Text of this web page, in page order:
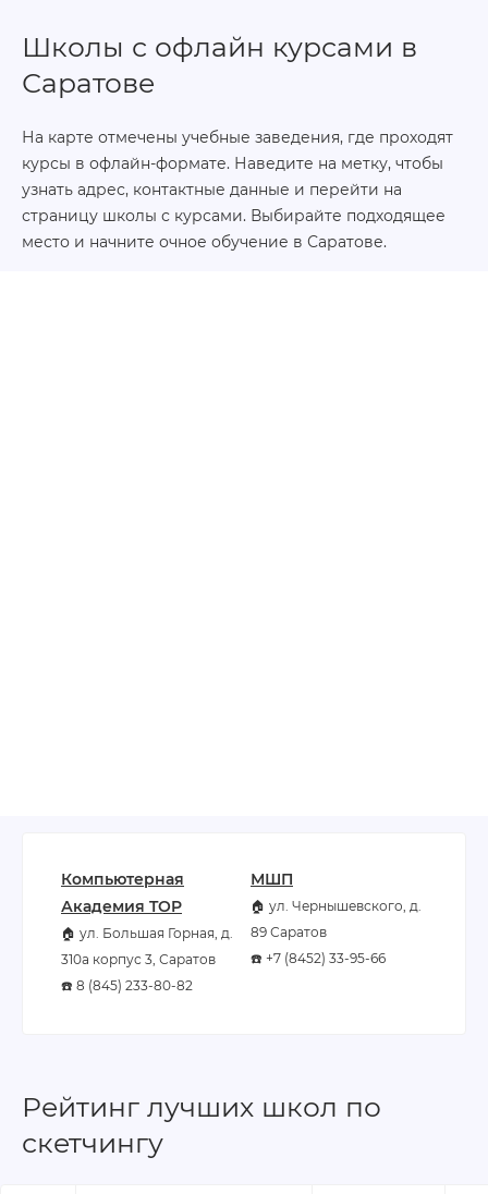
Школы с офлайн курсами в
Саратове
На карте отмечены учебные заведения, где проходят
курсы в офлайн-формате. Наведите на метку, чтобы
узнать адрес, контактные данные и перейти на
страницу школы с курсами. Выбирайте подходящее
место и начните очное обучение в Саратове.
Компьютерная
Академия TOP
🏠 ул. Большая Горная, д.
310а корпус 3, Саратов
☎️ 8 (845) 233-80-82
МШП
🏠 ул. Чернышевского, д.
89 Саратов
☎️ +7 (8452) 33-95-66
Рейтинг лучших школ по
скетчингу